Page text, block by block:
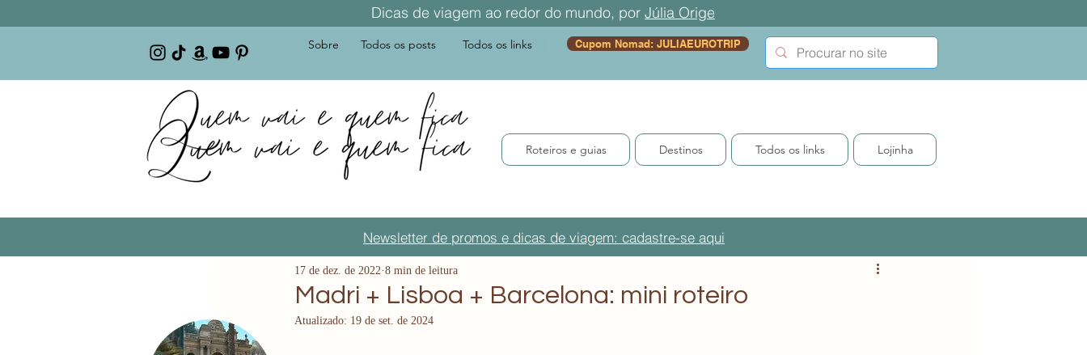
Dicas de viagem ao redor do mundo, por Júlia Orige
Sobre Todos os posts Todos os links Cupom Nomad: JULIAEUROTRIP
Roteiros e guias Destinos Todos os links Lojinha
Newsletter de promos e dicas de viagem: cadastre-se aqui
Madri + Lisboa + Barcelona: mini roteiro
17 de dez. de 2022 8 min de leitura
Atualizado: 19 de set. de 2024